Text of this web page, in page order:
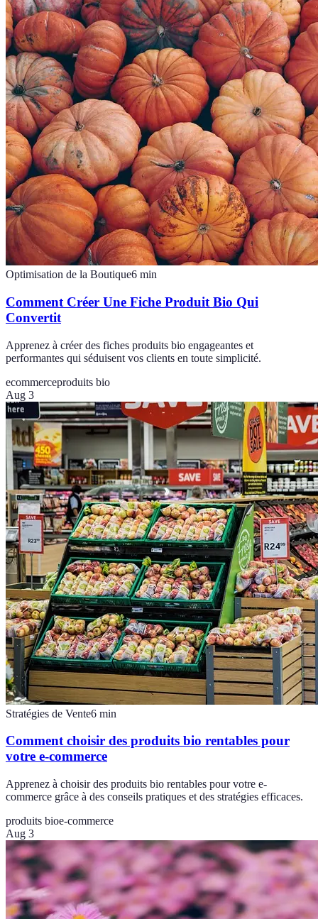
Optimisation de la Boutique6 min
Comment Créer Une Fiche Produit Bio Qui
Convertit
Apprenez à créer des fiches produits bio engageantes et
performantes qui séduisent vos clients en toute simplicité.
ecommerceproduits bio
Aug 3
Stratégies de Vente6 min
Comment choisir des produits bio rentables pour
votre e-commerce
Apprenez à choisir des produits bio rentables pour votre e-
commerce grâce à des conseils pratiques et des stratégies efficaces.
produits bioe-commerce
Aug 3